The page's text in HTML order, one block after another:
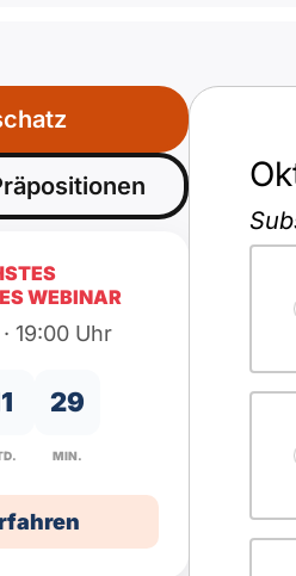
WEBINAR
19:00 Uhr
29
MIN.